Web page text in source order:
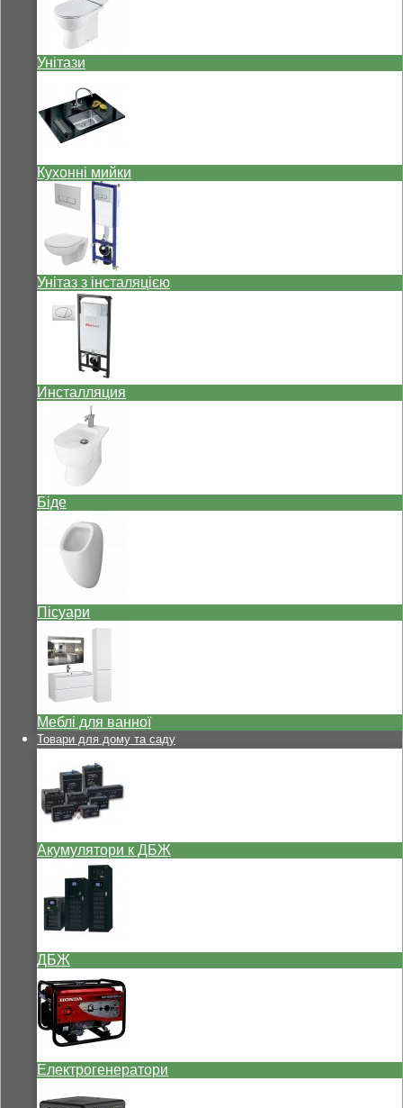
Унітази
Кухонні мийки
Унітаз з інсталяцією
Инсталляция
Біде
Пісуари
Меблі для ванної
Товари для дому та саду
Акумулятори к ДБЖ
ДБЖ
Електрогенератори